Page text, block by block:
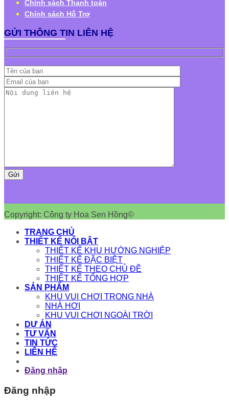
Chính sách Thanh toán
Chính sách Hỗ Trợ
GỬI THÔNG TIN LIÊN HỆ
Copyright: Công ty Hoa Sen Hồng©
TRANG CHỦ
THIẾT KẾ NỔI BẬT
THIẾT KẾ KHU HƯỚNG NGHIỆP
THIẾT KẾ ĐẶC BIỆT
THIẾT KẾ THEO CHỦ ĐỀ
THIẾT KẾ TỔNG HỢP
SẢN PHẨM
KHU VUI CHƠI TRONG NHÀ
NHÀ HƠI
KHU VUI CHƠI NGOÀI TRỜI
DỰ ÁN
TƯ VẤN
TIN TỨC
LIÊN HỆ
Đăng nhập
Đăng nhập